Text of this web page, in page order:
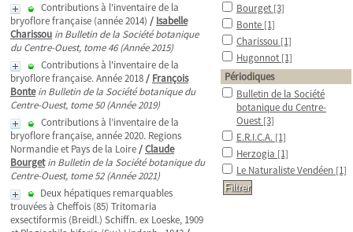
Contributions à l'inventaire de la
bryoflore française (année 2014) / Isabelle
Charissou in Bulletin de la Société botanique
du Centre-Ouest, tome 46 (Année 2015)
Contributions à l'inventaire de la
bryoflore française. Année 2018/ François
Bonte in Bulletin de la Société botanique du
Centre-Ouest, tome 50 (Année 2019)
Contributions à l’inventaire de la
bryoflore française, année 2020. Regions
Normandie et Pays de la Loire/Claude
Bourget in Bulletin de la Société botanique du
Centre-Ouest, tome 52 (Année 2021)
Deux hépatiques remarquables
trouvées à Cheffois (85) Tritomaria
exsectiformis (Breidl.) Schiffn. ex Loeske, 1909
Bourget [3]
Bonte [1]
Charissou [1]
Hugonnot [1]
Périodiques
Bulletin de la Société
botanique du Centre-
Ouest [3]
E.R.I.C.A. [1]
Herzogia [1]
Le Naturaliste Vendéen [1]